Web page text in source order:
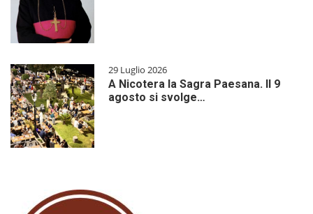
29 Luglio 2026
A Nicotera la Sagra Paesana. Il 9
agosto si svolge…